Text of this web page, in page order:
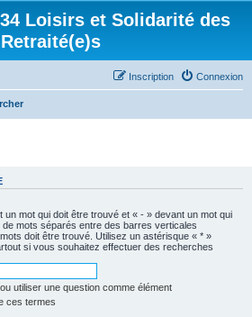
Loisirs et Solidarité des
Retraité(e)s
Connexion
Inscription
mot qui doit être trouvé et « - » devant un mot qui
mots séparés entre des barres verticales
doit être trouvé. Utilisez un astérisque « * »
si vous souhaitez effectuer des recherches
utiliser une question comme élément
ces termes